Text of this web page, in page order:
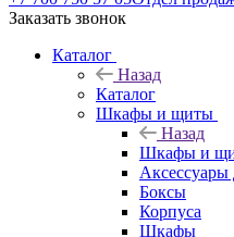
Заказать звонок
Каталог
Назад
Каталог
Шкафы и щиты
Назад
Шкафы и
Боксы
Корпуса
Шкафы